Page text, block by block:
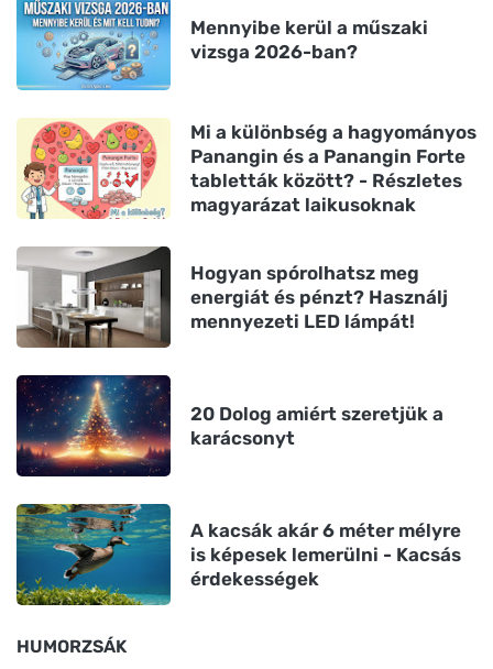
Mennyibe kerül a műszaki
vizsga 2026-ban?
Mi a különbség a hagyományos
Panangin és a Panangin Forte
tabletták között? - Részletes
magyarázat laikusoknak
Hogyan spórolhatsz meg
energiát és pénzt? Használj
mennyezeti LED lámpát!
20 Dolog amiért szeretjük a
karácsonyt
A kacsák akár 6 méter mélyre
is képesek lemerülni - Kacsás
érdekességek
HUMORZSÁK